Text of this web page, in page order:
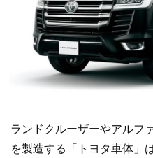
ランドクルーザーやアルフ
を製造する「トヨタ車体」